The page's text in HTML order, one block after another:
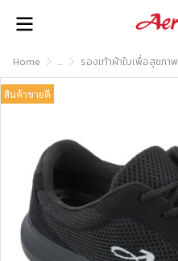
Home ... รองเท้าผ้าใบเพื่อสุขภาพ
สินค้าขายดี